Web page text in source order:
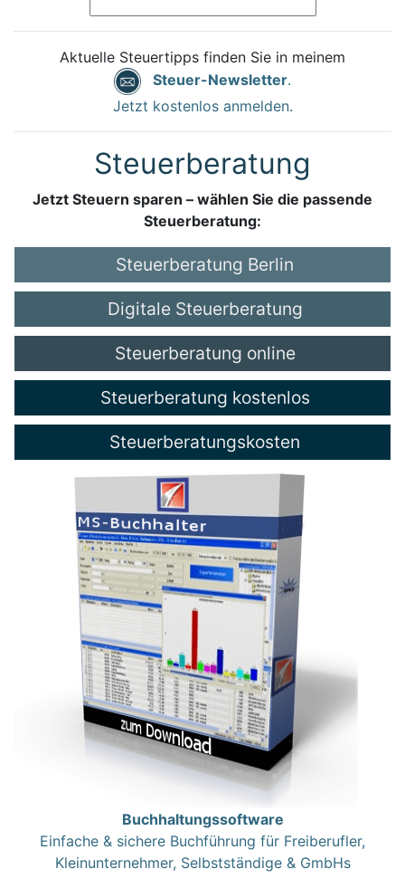
Aktuelle Steuertipps finden Sie in meinem
Steuer-Newsletter.
Jetzt kostenlos anmelden.
Steuerberatung
Jetzt Steuern sparen – wählen Sie die passende
Steuerberatung:
Steuerberatung Berlin
Digitale Steuerberatung
Steuerberatung online
Steuerberatung kostenlos
Steuerberatungskosten
Buchhaltungssoftware
Einfache & sichere Buchführung für Freiberufler,
Kleinunternehmer, Selbstständige & GmbHs